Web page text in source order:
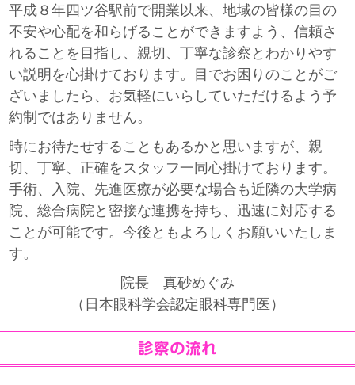
平成８年四ツ谷駅前で開業以来、地域の皆様の目の
不安や心配を和らげることができますよう、信頼さ
れることを目指し、親切、丁寧な診察とわかりやす
い説明を心掛けております。目でお困りのことがご
ざいましたら、お気軽にいらしていただけるよう予
約制ではありません。
時にお待たせすることもあるかと思いますが、親
切、丁寧、正確をスタッフ一同心掛けております。
手術、入院、先進医療が必要な場合も近隣の大学病
院、総合病院と密接な連携を持ち、迅速に対応する
ことが可能です。今後ともよろしくお願いいたしま
す。
院長 真砂めぐみ
（日本眼科学会認定眼科専門医）
診察の流れ